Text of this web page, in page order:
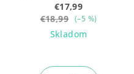
Newborn Naturals 32 cm
€17,99
€18,99 (–5 %)
Skladom
hodnotenie